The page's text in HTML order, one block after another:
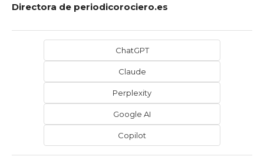
Directora de periodicorociero.es
ChatGPT
Claude
Perplexity
Google AI
Copilot